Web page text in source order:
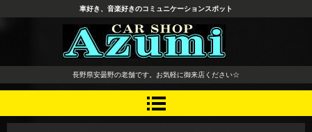
長野県 安曇野市 タイヤ ホ
イール デッドニング カーオ
ーディオ レカロシート
車好き、音楽好きのコミュニケーションスポット
長野県安曇野の老舗です。お気軽に御来店ください☆